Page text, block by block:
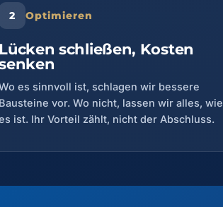
Optimieren
Lücken schließen, Kosten
es sinnvoll ist, schlagen wir bessere
Bausteine vor. Wo nicht, lassen wir alles, wie
ist. Ihr Vorteil zählt, nicht der Abschluss.